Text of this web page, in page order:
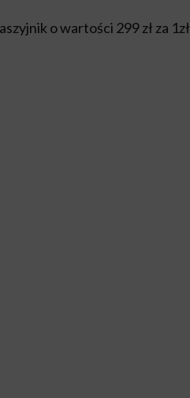
o wartości 299 zł za 1zł